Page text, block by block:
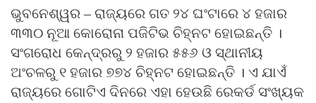
ଭୁବନେଶ୍ୱର – ରାଜ୍ୟରେ ଗତ ୨୪ ଘଂଟାରେ ୪ ହଜାର
୩୩୦ ନୂଆ କୋରୋନା ପଜିଟିଭ ଚିହ୍ନଟ ହୋଇଛନ୍ତି ।
ସଂଗରୋଧ କେନ୍ଦ୍ରରୁ ୨ ହଜାର ୫୫୬ ଓ ସ୍ଥାନୀୟ
ଅଂଚଳରୁ ୧ ହଜାର ୭୭୪ ଚିହ୍ନଟ ହୋଇଛନ୍ତି । ଏ ଯାଏଁ
ରାଜ୍ୟରେ ଗୋଟିଏ ଦିନରେ ଏହା ହେଉଛି ରେକର୍ଡ ସଂଖ୍ୟକ